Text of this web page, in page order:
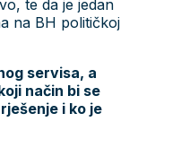
te da je jedan
na BH političkoj
servisa, a
način bi se
i ko je